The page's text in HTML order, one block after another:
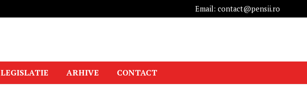
Email: contact@pensii.ro
LEGISLATIE ARHIVE CONTACT